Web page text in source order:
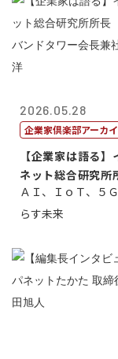
2026.05.28
企業家倶楽部アーカ
【企業家は語る】
ネット総合研究
ロードバンド...
ＡＩ、ＩｏＴ、５
らす未来